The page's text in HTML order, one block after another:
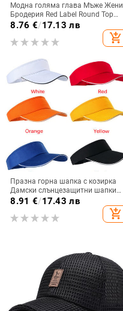
Модна голяма глава Мъже Жени
Бродерия Red Label Round Top
Бейзболна шапка Дишаща
шапка за слънце за свободното
време Спортна шапка за слънце
8.76 €/17.13 лв
add_shopping_cart
Празна горна шапка с козирка
Дамски слънцезащитни шапки
Мъжка памучна шапка с гръб
Регулируема за бягане Тенис
Голф Унисекс
8.91 €/17.43 лв
add_shopping_cart